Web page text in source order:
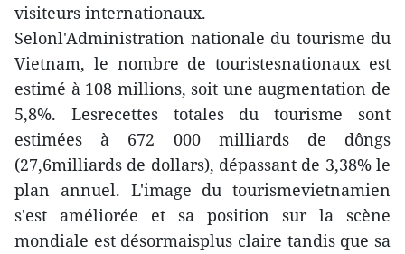
visiteurs internationaux.
Selonl'Administration nationale du tourisme du
Vietnam, le nombre de touristesnationaux est
estimé à 108 millions, soit une augmentation de
5,8%. Lesrecettes totales du tourisme sont
estimées à 672 000 milliards de dôngs
(27,6milliards de dollars), dépassant de 3,38% le
plan annuel. L'image du tourismevietnamien
s'est améliorée et sa position sur la scène
mondiale est désormaisplus claire tandis que sa